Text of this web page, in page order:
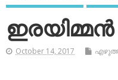
ഇരയിമ്മന്‍
October 14, 2017